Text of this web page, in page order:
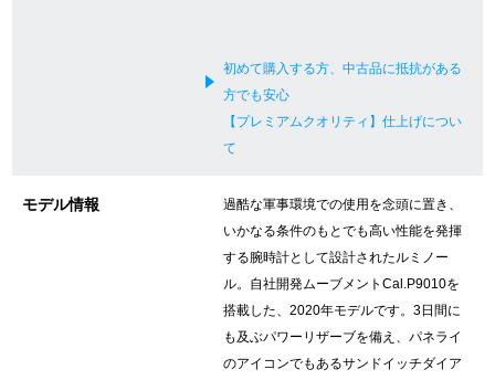
SNS・動画
初めて購入する方、中古品に抵抗がある
方でも安心
【プレミアムクオリティ】仕上げについ
て
モデル情報
過酷な軍事環境での使用を念頭に置き、
いかなる条件のもとでも高い性能を発揮
する腕時計として設計されたルミノー
ル。自社開発ムーブメントCal.P9010を
搭載した、2020年モデルです。3日間に
も及ぶパワーリザーブを備え、パネライ
のアイコンでもあるサンドイッチダイア